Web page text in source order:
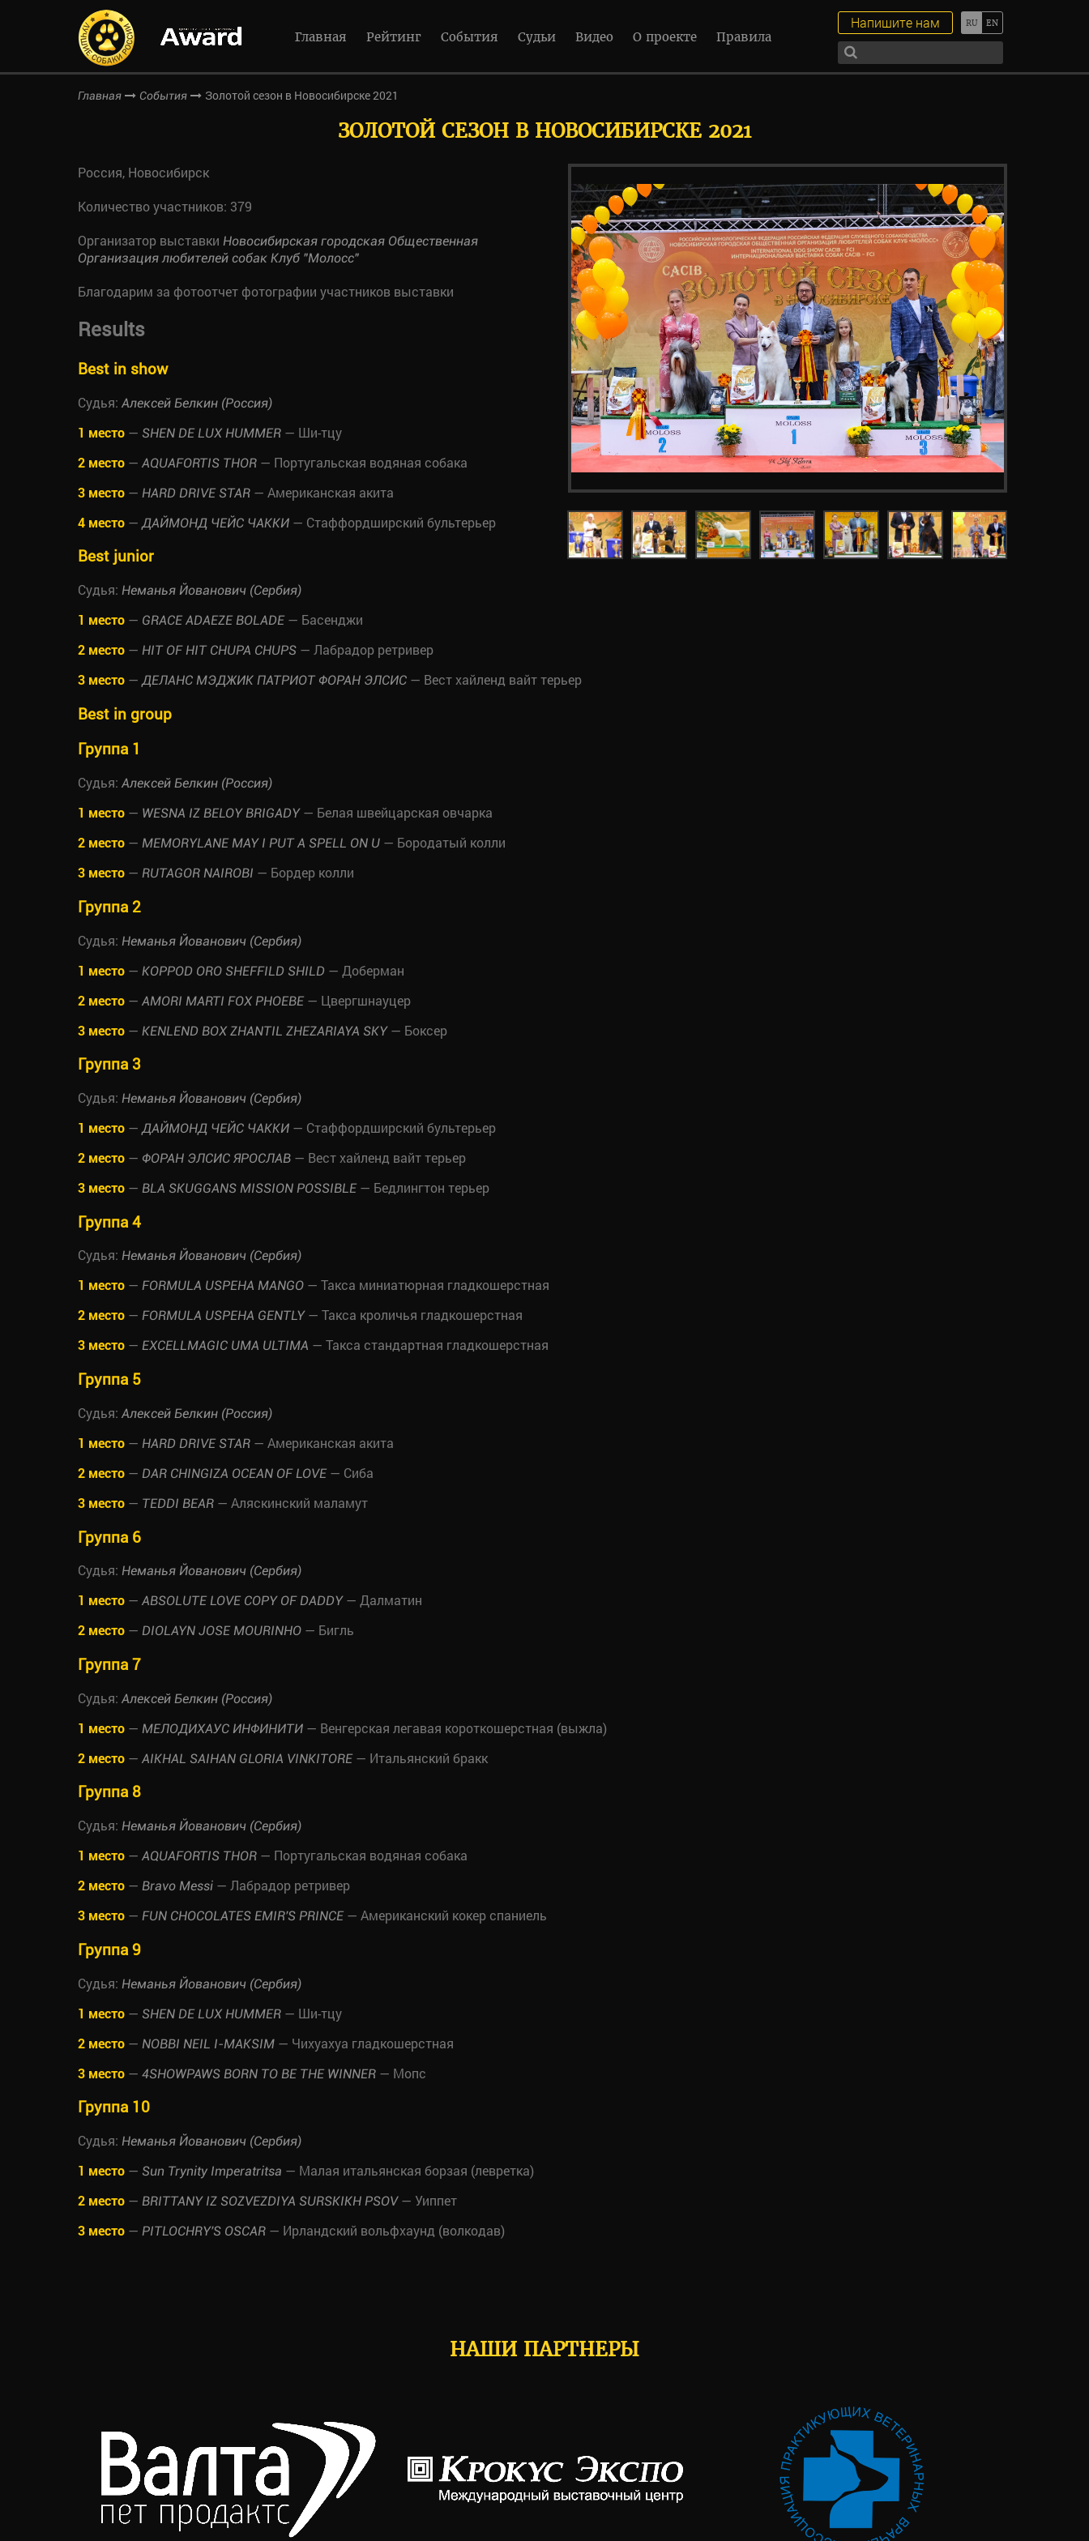
Главная Рейтинг События Судьи Видео О проекте Правила
Напишите нам
Главная События Золотой сезон в Новосибирске 2021
ЗОЛОТОЙ СЕЗОН В НОВОСИБИРСКЕ 2021
Россия, Новосибирск
Количество участников: 379
Организатор выставки Новосибирская городская Общественная
Организация любителей собак Клуб "Молосс"
Благодарим за фотоотчет фотографии участников выставки
Results
Best in show
Судья: Алексей Белкин (Россия)
1 место — SHEN DE LUX HUMMER — Ши-тцу
2 место — AQUAFORTIS THOR — Португальская водяная собака
3 место — HARD DRIVE STAR — Американская акита
4 место — ДАЙМОНД ЧЕЙС ЧАККИ — Стаффордширский бультерьер
Best junior
Судья: Неманья Йованович (Сербия)
1 место — GRACE ADAEZE BOLADE — Басенджи
2 место — HIT OF HIT CHUPA CHUPS — Лабрадор ретривер
3 место — ДЕЛАНС МЭДЖИК ПАТРИОТ ФОРАН ЭЛСИС — Вест хайленд вайт терьер
Best in group
Группа 1
Судья: Алексей Белкин (Россия)
1 место — WESNA IZ BELOY BRIGADY— Белая швейцарская овчарка
2 место — MEMORYLANE MAY I PUT A SPELL ON U — Бородатый колли
3 место — RUTAGOR NAIROBI — Бордер колли
Группа 2
Судья: Неманья Йованович (Сербия)
1 место — KOPPOD ORO SHEFFILD SHILD — Доберман
2 место — AMORI MARTI FOX PHOEBE — Цвергшнауцер
3 место — KENLEND BOX ZHANTIL ZHEZARIAYA SKY— Боксер
Группа 3
Судья: Неманья Йованович (Сербия)
1 место — ДАЙМОНД ЧЕЙС ЧАККИ — Стаффордширский бультерьер
2 место — ФОРАН ЭЛСИС ЯРОСЛАВ — Вест хайленд вайт терьер
3 место — BLA SKUGGANS MISSION POSSIBLE — Бедлингтон терьер
Группа 4
Судья: Неманья Йованович (Сербия)
1 место — FORMULA USPEHA MANGO — Такса миниатюрная гладкошерстная
2 место — FORMULA USPEHA GENTLY— Такса кроличья гладкошерстная
3 место — EXCELLMAGIC UMA ULTIMA — Такса стандартная гладкошерстная
Группа 5
Судья: Алексей Белкин (Россия)
1 место — HARD DRIVE STAR — Американская акита
2 место — DAR CHINGIZA OCEAN OF LOVE — Сиба
3 место — TEDDI BEAR — Аляскинский маламут
Группа 6
Судья: Неманья Йованович (Сербия)
1 место — ABSOLUTE LOVE COPY OF DADDY— Далматин
2 место — DIOLAYN JOSE MOURINHO — Бигль
Группа 7
Судья: Алексей Белкин (Россия)
1 место — МЕЛОДИХАУС ИНФИНИТИ — Венгерская легавая короткошерстная (выжла)
2 место — AIKHAL SAIHAN GLORIA VINKITORE — Итальянский бракк
Группа 8
Судья: Неманья Йованович (Сербия)
1 место — AQUAFORTIS THOR — Португальская водяная собака
2 место — Bravo Messi — Лабрадор ретривер
3 место — FUN CHOCOLATES EMIR'S PRINCE — Американский кокер спаниель
Группа 9
Судья: Неманья Йованович (Сербия)
1 место — SHEN DE LUX HUMMER — Ши-тцу
2 место — NOBBI NEIL I-MAKSIM — Чихуахуа гладкошерстная
3 место — 4SHOWPAWS BORN TO BE THE WINNER — Мопс
Группа 10
Судья: Неманья Йованович (Сербия)
1 место — Sun Trynity Imperatritsa — Малая итальянская борзая (левретка)
2 место — BRITTANY IZ SOZVEZDIYA SURSKIKH PSOV— Уиппет
3 место — PITLOCHRY'S OSCAR — Ирландский вольфхаунд (волкодав)
НАШИ ПАРТНЕРЫ